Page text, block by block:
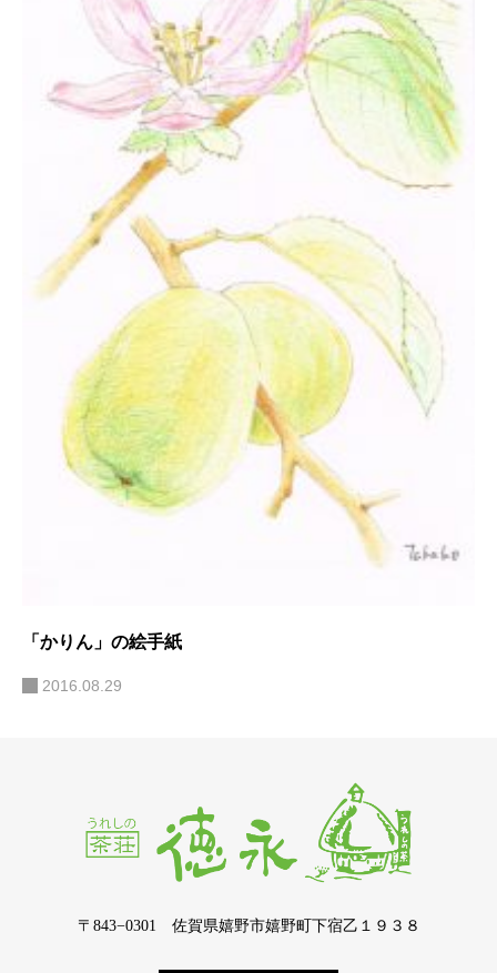
「かりん」の絵手紙
2016.08.29
〒843−0301 佐賀県嬉野市嬉野町下宿乙１９３８